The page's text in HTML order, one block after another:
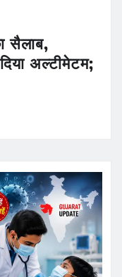
सैलाब,
अल्टीमेटम;